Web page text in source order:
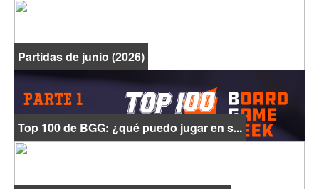
Partidas de junio (2026)
Top 100 de BGG: ¿qué puedo jugar en s...